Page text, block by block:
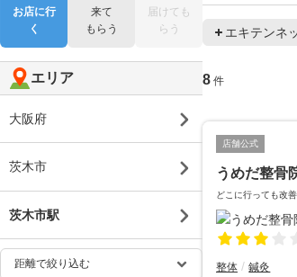
エキテンネ
8 件
店舗公式
うめだ整骨
どこに行っても改
整体 鍼灸
お店に行
く
来て
もらう
届けても
らう
エリア
大阪府
茨木市
茨木市駅